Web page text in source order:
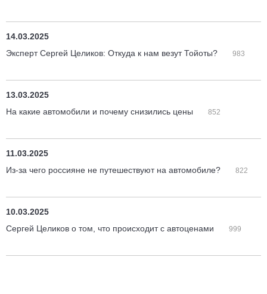
14.03.2025
Эксперт Сергей Целиков: Откуда к нам везут Тойоты?
983
13.03.2025
На какие автомобили и почему снизились цены
852
11.03.2025
Из-за чего россияне не путешествуют на автомобиле?
822
10.03.2025
Сергей Целиков о том, что происходит с автоценами
999